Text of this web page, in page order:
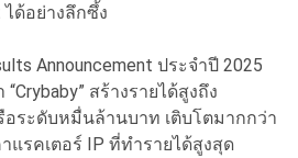
ได้อย่างลึกซึ้ง
Announcement ประจำปี 2025
สร้างรายได้สูงถึง
อระดับหมื่นล้านบาท เติบโตมากกว่า
แรคเตอร์ IP ที่ทำรายได้สูงสุด